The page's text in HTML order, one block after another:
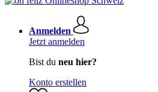
Anmelden
Jetzt anmelden
Bist du neu hier?
Konto erstellen